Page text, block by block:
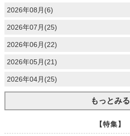
2026年08月(6)
2026年07月(25)
2026年06月(22)
2026年05月(21)
2026年04月(25)
もっとみる
【特集】